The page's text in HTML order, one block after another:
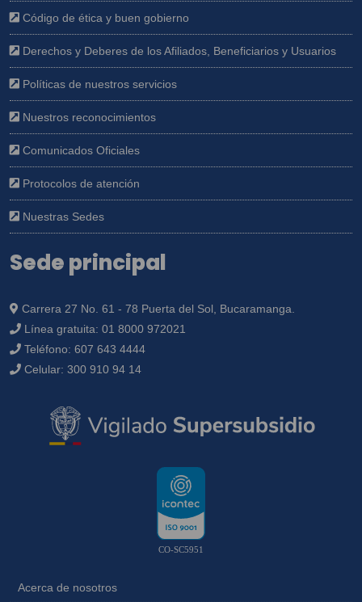
Código de ética y buen gobierno
Derechos y Deberes de los Afiliados, Beneficiarios y Usuarios
Políticas de nuestros servicios
Nuestros reconocimientos
Comunicados Oficiales
Protocolos de atención
Nuestras Sedes
Sede principal
Carrera 27 No. 61 - 78 Puerta del Sol, Bucaramanga.
Línea gratuita: 01 8000 972021
Teléfono: 607 643 4444
Celular: 300 910 94 14
CO-SC5951
Acerca de nosotros